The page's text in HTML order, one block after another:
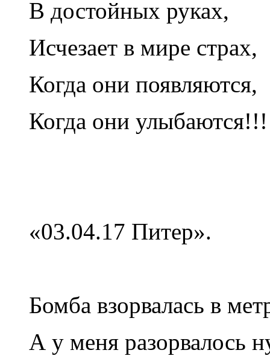
В достойных руках,
Исчезает в мире страх,
Когда они появляются,
Когда они улыбаются!!!
«03.04.17 Питер».
Бомба взорвалась в
А у меня разорвалось